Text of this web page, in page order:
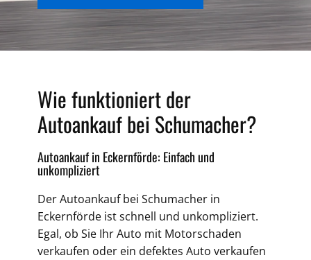
Wie funktioniert der
Autoankauf bei Schumacher?
Autoankauf in Eckernförde: Einfach und
unkompliziert
Der Autoankauf bei Schumacher in
Eckernförde ist schnell und unkompliziert.
Egal, ob Sie Ihr Auto mit Motorschaden
verkaufen oder ein defektes Auto verkaufen